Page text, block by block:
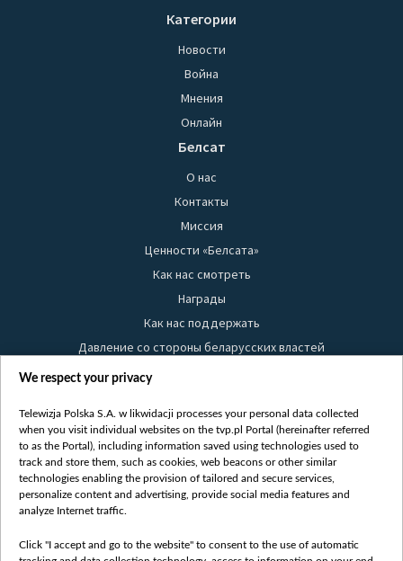
Категории
Новости
Война
Мнения
Онлайн
Белсат
О нас
Контакты
Миссия
Ценности «Белсата»
Как нас смотреть
Награды
Как нас поддержать
Давление со стороны беларусских властей
Правила использования материалов
Безопасность
Youtube
Белсат news
Белсат Life
Belsat English
We respect your privacy
Telewizja Polska S.A. w likwidacji processes your personal data collected
when you visit individual websites on the tvp.pl Portal (hereinafter referred
to as the Portal), including information saved using technologies used to
track and store them, such as cookies, web beacons or other similar
technologies enabling the provision of tailored and secure services,
personalize content and advertising, provide social media features and
analyze Internet traffic.
Click "I accept and go to the website" to consent to the use of automatic